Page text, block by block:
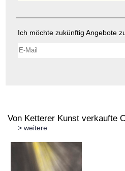
Ich möchte zukünftig Angebote
Von Ketterer Kunst verkaufte
> weitere